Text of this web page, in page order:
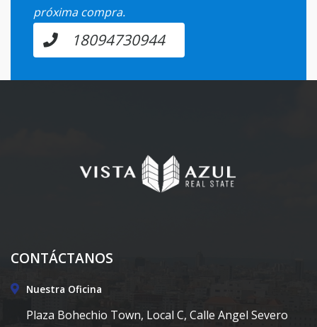
próxima compra.
18094730944
CONTÁCTANOS
Nuestra Oficina
Plaza Bohechio Town, Local C, Calle Angel Severo